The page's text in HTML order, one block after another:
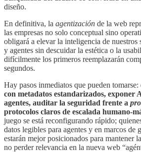
diseño.
En definitiva, la agentización de la web
las empresas no solo conceptual sino
obligará a elevar la inteligencia de nuestros
y agentes sin descuidar la estética o la
difícilmente los primeros reemplazarán
segundos.
Hay pasos inmediatos que pueden tomarse:
con metadatos estandarizados, exponer
agentes, auditar la seguridad frente a
protocolos claros de escalada humano-
juego se está reconfigurando rápido;
datos legibles para agentes y en marcos de
estarán mejor posicionados para mantener
no perder relevancia en la nueva web